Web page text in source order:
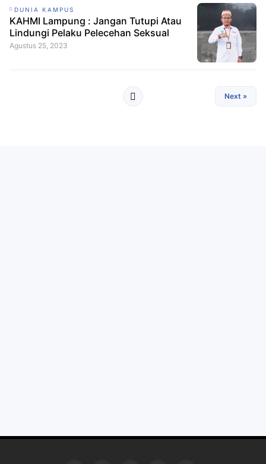
DUNIA KAMPUS
KAHMI Lampung : Jangan Tutupi Atau
Lindungi Pelaku Pelecehan Seksual
Agustus 25, 2023
Next »